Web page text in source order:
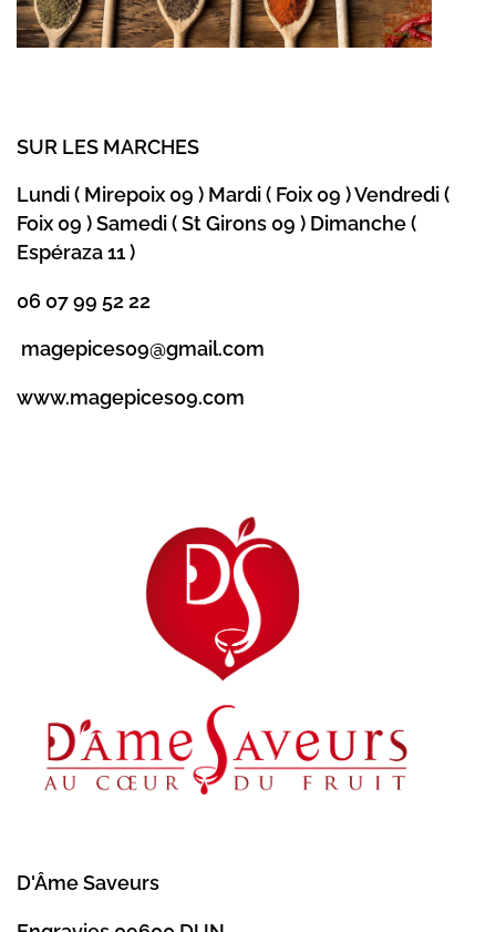
SUR LES MARCHES
Lundi ( Mirepoix 09 ) Mardi ( Foix 09 ) Vendredi (
Foix 09 ) Samedi ( St Girons 09 ) Dimanche (
Espéraza 11 )
06 07 99 52 22
magepices09@gmail.com
www.magepices09.com
D'Âme Saveurs